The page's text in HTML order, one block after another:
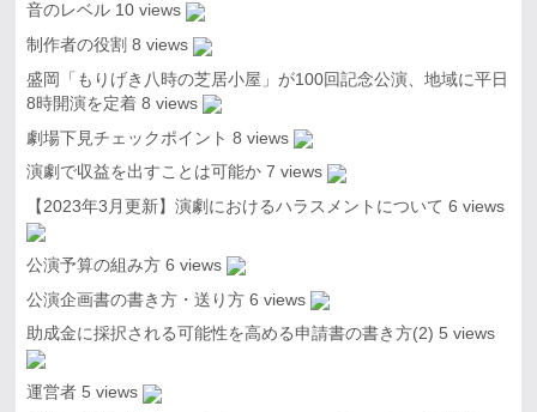
音のレベル 10 views
制作者の役割 8 views
盛岡「もりげき八時の芝居小屋」が100回記念公演、地域に平日
8時開演を定着 8 views
劇場下見チェックポイント 8 views
演劇で収益を出すことは可能か 7 views
【2023年3月更新】演劇におけるハラスメントについて 6 views
公演予算の組み方 6 views
公演企画書の書き方・送り方 6 views
助成金に採択される可能性を高める申請書の書き方(2) 5 views
運営者 5 views